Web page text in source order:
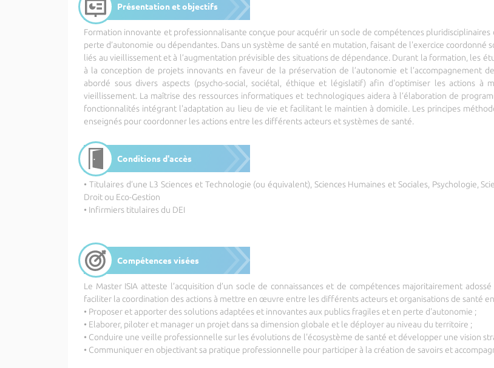
Présentation et objectifs
Formation innovante et professionnalisante conçue pour acquérir un socle de compétences pluridisciplinaires
perte d’autonomie ou dépendantes. Dans un système de santé en mutation, faisant de l'exercice
liés au vieillissement et à l’augmentation prévisible des situations de dépendance. Durant la formation, les
à la conception de projets innovants en faveur de la préservation de l’autonomie et l’accompagnement
abordé sous divers aspects (psycho-social, sociétal, éthique et législatif) afin d'optimiser les actions
vieillissement. La maîtrise des ressources informatiques et technologiques aidera à l’élaboration de
fonctionnalités intégrant l'adaptation au lieu de vie et facilitant le maintien à domicile. Les principes
enseignés pour coordonner les actions entre les différents acteurs et systèmes de santé.
Conditions d'accès
• Titulaires d’une L3 Sciences et Technologie (ou équivalent), Sciences Humaines et Sociales, Psychologie,
Droit ou Eco-Gestion
• Infirmiers titulaires du DEI
Compétences visées
Le Master ISIA atteste l’acquisition d’un socle de connaissances et de compétences majoritairement
faciliter la coordination des actions à mettre en œuvre entre les différents acteurs et organisations de santé
• Proposer et apporter des solutions adaptées et innovantes aux publics fragiles et en perte d'autonomie ;
• Elaborer, piloter et manager un projet dans sa dimension globale et le déployer au niveau du territoire ;
• Conduire une veille professionnelle sur les évolutions de l'écosystème de santé et développer une vision
• Communiquer en objectivant sa pratique professionnelle pour participer à la création de savoirs et